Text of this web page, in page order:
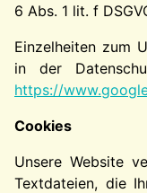
6 Abs. 1 lit. f
Einzelheiten zum
in der
https://
Cookies
Unsere Website
Textdateien, die